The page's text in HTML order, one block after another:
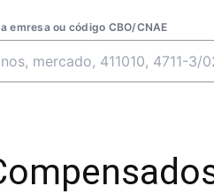
emresa ou código CBO/CNAE